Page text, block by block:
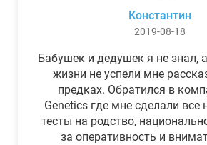
Константин
2019-08-18
Бабушек и дедушек я не знал,
жизни не успели мне
предках. Обратился в
Genetics где мне сделали все
тесты на родство,
за оперативность и